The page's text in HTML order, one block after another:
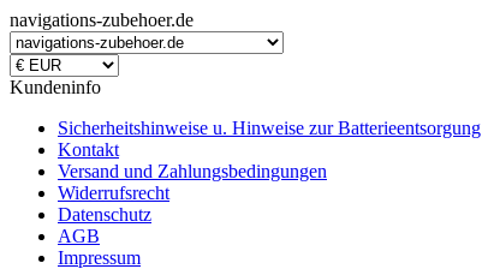
navigations-zubehoer.de
Kundeninfo
Sicherheitshinweise u. Hinweise zur Batterieentsorgung
Kontakt
Versand und Zahlungsbedingungen
Widerrufsrecht
Datenschutz
AGB
Impressum